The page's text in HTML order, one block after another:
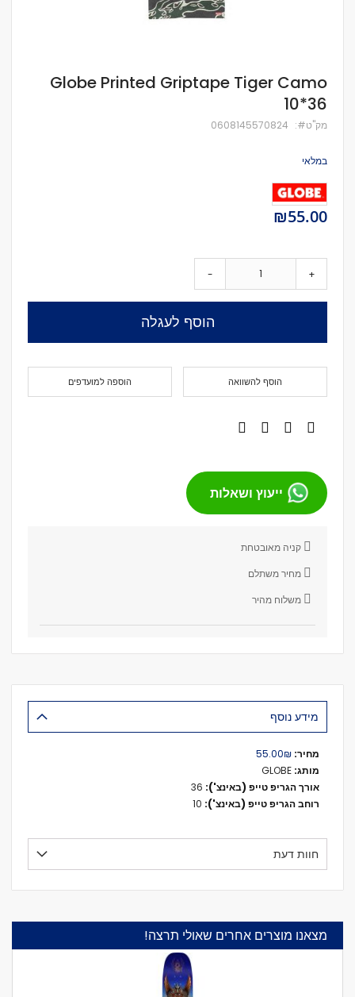
לדלג
להתחלה
של
תמונות
Globe Printed Griptape Tiger Camo
10*36
מק''ט 0608145570824
במלאי
₪55.00
- +
הוסף לעגלה
הוספה למועדפים הוסף להשוואה
ייעוץ ושאלות
קניה מאובטחת
מחיר משתלם
משלוח מהיר
מידע נוסף
מידע
נוסף
₪‏55.00
חוות דעת
מצאנו מוצרים אחרים שאולי תרצה!